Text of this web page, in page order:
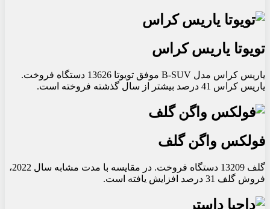
تویوتا یاریس کراس
یاریس کراس مدل B-SUV موفق تویوتا 13626 دستگاه فروخت.
یاریس کراس 41 درصد بیشتر از سال گذشته فروخته است.
فولکس واگن گلف
گلف 13209 دستگاه فروخت. در مقایسه با مدت مشابه سال 2022،
فروش گلف 31 درصد افزایش یافته است.